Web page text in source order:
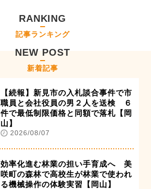
RANKING
記事ランキング
NEW POST
新着記事
【続報】新見市の入札談合事件で市
職員と会社役員の男２人を送検 ６
件で最低制限価格と同額で落札【岡
山】
2026/08/07
効率化進む林業の担い手育成へ 美
咲町の森林で高校生が林業で使われ
る機械操作の体験実習【岡山】